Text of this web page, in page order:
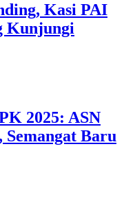
Kasi PAI
Kunjungi
2025: ASN
Baru